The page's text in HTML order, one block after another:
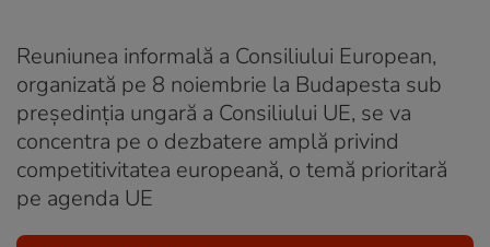
Reuniunea informală a Consiliului European,
organizată pe 8 noiembrie la Budapesta sub
președinția ungară a Consiliului UE, se va
concentra pe o dezbatere amplă privind
competitivitatea europeană, o temă prioritară
pe agenda UE